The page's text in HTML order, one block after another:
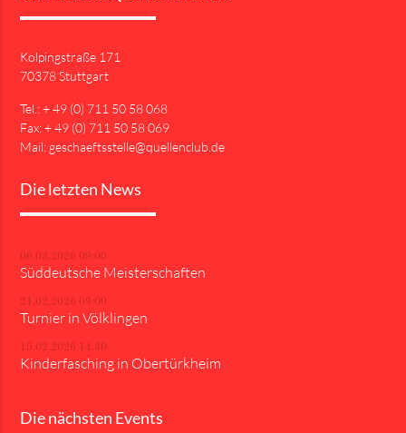
Kolpingstraße 171
70378 Stuttgart
Tel.: + 49 (0) 711 50 58 068
Fax: + 49 (0) 711 50 58 069
Mail: geschaeftsstelle@quellenclub.de
Die letzten News
06.03.2026 09:00
Süddeutsche Meisterschaften
21.02.2026 09:00
Turnier in Völklingen
15.02.2026 14:30
Kinderfasching in Obertürkheim
Die nächsten Events